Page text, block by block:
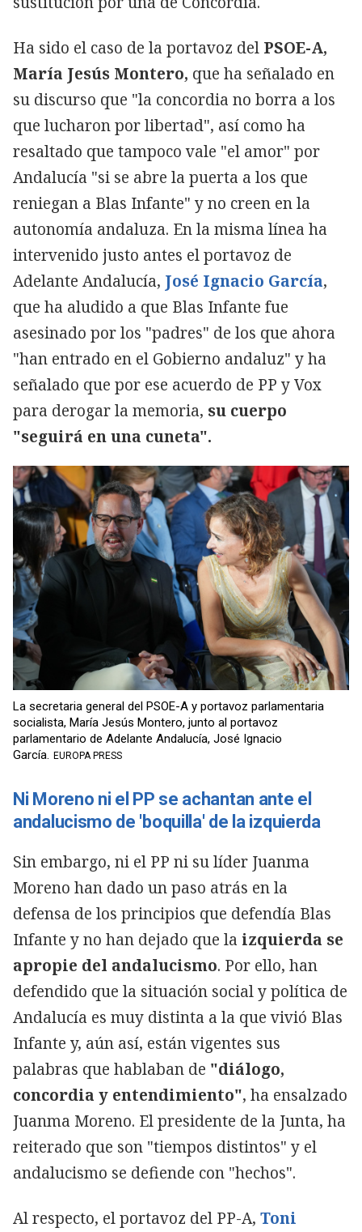
Ha sido el caso de la portavoz del PSOE-A,
María Jesús Montero, que ha señalado en
su discurso que "la concordia no borra a los
que lucharon por libertad", así como ha
resaltado que tampoco vale "el amor" por
Andalucía "si se abre la puerta a los que
reniegan a Blas Infante" y no creen en la
autonomía andaluza. En la misma línea ha
intervenido justo antes el portavoz de
Adelante Andalucía, José Ignacio García,
que ha aludido a que Blas Infante fue
asesinado por los "padres" de los que ahora
"han entrado en el Gobierno andaluz" y ha
señalado que por ese acuerdo de PP y Vox
para derogar la memoria, su cuerpo
"seguirá en una cuneta".
La secretaria general del PSOE-A y portavoz parlamentaria
socialista, María Jesús Montero, junto al portavoz
parlamentario de Adelante Andalucía, José Ignacio
García. EUROPA PRESS
Ni Moreno ni el PP se achantan ante el
andalucismo de 'boquilla' de la izquierda
Sin embargo, ni el PP ni su líder Juanma
Moreno han dado un paso atrás en la
defensa de los principios que defendía Blas
Infante y no han dejado que la izquierda se
apropie del andalucismo. Por ello, han
defendido que la situación social y política de
Andalucía es muy distinta a la que vivió Blas
Infante y, aún así, están vigentes sus
palabras que hablaban de "diálogo,
concordia y entendimiento", ha ensalzado
Juanma Moreno. El presidente de la Junta, ha
reiterado que son "tiempos distintos" y el
andalucismo se defiende con "hechos".
Al respecto, el portavoz del PP-A, Toni